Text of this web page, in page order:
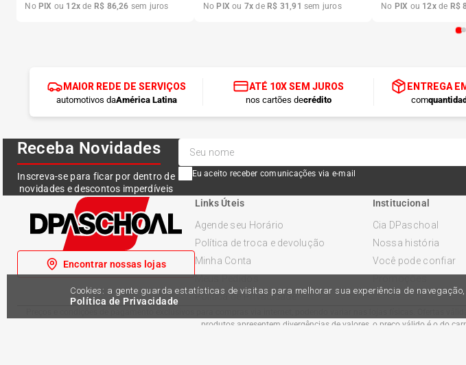
Cookies: a gente guarda estatísticas de visitas para melhorar sua experiência de
Política de Privacidade
No PIX ou 12x de R$ 86,26 sem juros No PIX ou 7x de R$ 31 ,91 sem juros No PIX ou 12xde R$
MAIOR REDE DE SERVIÇOS
automotivos daAmérica Latina
ATÉ 10X SEM JUROS
nos cartões decrédito
ENTREGA
com
Receba Novidades
Inscreva-se para ficar por dentro de
novidades e descontos imperdíveis
Eu aceito receber comunicações via e-mail
Encontrar nossas lojas
Links Úteis
Agende seu Horário
Política de troca e devolução
Minha Conta
Política de Privacidade
Institucional
Cia DPaschoal
Nossa história
Você pode confiar
Preços e condições de pagamento exclusivos para compras via internet, podendo variar nas lojas físicas. Ofertas
produtos apresentem divergências de valores, o preço válido é o do